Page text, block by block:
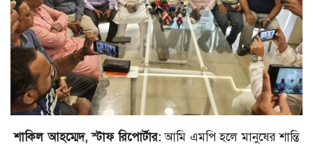
শাকিল আহম্মেদ, স্টাফ রিপোর্টার:আমি এমপি হলে মানুষের শান্তি